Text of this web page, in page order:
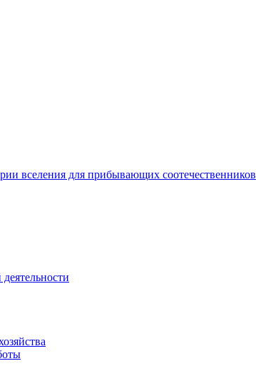
вселения для прибывающих соотечественников